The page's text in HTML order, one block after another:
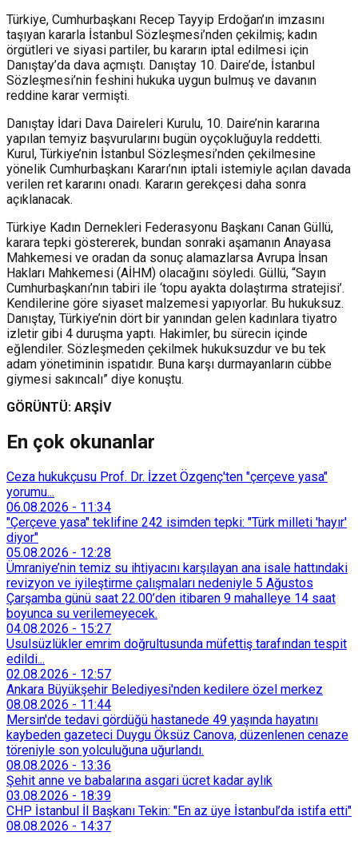
Türkiye, Cumhurbaşkanı Recep Tayyip Erdoğan’ın imzasını
taşıyan kararla İstanbul Sözleşmesi’nden çekilmiş; kadın
örgütleri ve siyasi partiler, bu kararın iptal edilmesi için
Danıştay’da dava açmıştı. Danıştay 10. Daire’de, İstanbul
Sözleşmesi’nin feshini hukuka uygun bulmuş ve davanın
reddine karar vermişti.
Danıştay İdari Dava Daireleri Kurulu, 10. Daire’nin kararına
yapılan temyiz başvurularını bugün oyçokluğuyla reddetti.
Kurul, Türkiye’nin İstanbul Sözleşmesi’nden çekilmesine
yönelik Cumhurbaşkanı Kararı’nın iptali istemiyle açılan davada
verilen ret kararını onadı. Kararın gerekçesi daha sonra
açıklanacak.
Türkiye Kadın Dernekleri Federasyonu Başkanı Canan Güllü,
karara tepki göstererek, bundan sonraki aşamanın Anayasa
Mahkemesi ve oradan da sonuç alamazlarsa Avrupa İnsan
Hakları Mahkemesi (AİHM) olacağını söyledi. Güllü, “Sayın
Cumhurbaşkanı’nın tabiri ile ‘topu ayakta dolaştırma stratejisi’.
Kendilerine göre siyaset malzemesi yapıyorlar. Bu hukuksuz.
Danıştay, Türkiye’nin dört bir yanından gelen kadınlara tiyatro
izletir gibi 4 duruşma yaptı. Hakimler, bu sürecin içinde
eğlendiler. Sözleşmeden çekilmek hukuksuzdur ve bu tek
adam yönetiminin ispatıdır. Buna karşı durmayanların cübbe
giymesi sakıncalı” diye konuştu.
GÖRÜNTÜ: ARŞİV
En çok okunanlar
Ceza hukukçusu Prof. Dr. İzzet Özgenç'ten "çerçeve yasa"
yorumu...
06.08.2026 - 11:34
"Çerçeve yasa" teklifine 242 isimden tepki: "Türk milleti 'hayır'
diyor"
05.08.2026 - 12:28
Ümraniye’nin temiz su ihtiyacını karşılayan ana isale hattındaki
revizyon ve iyileştirme çalışmaları nedeniyle 5 Ağustos
Çarşamba günü saat 22.00’den itibaren 9 mahalleye 14 saat
boyunca su verilemeyecek.
04.08.2026 - 15:27
Usulsüzlükler emrim doğrultusunda müfettiş tarafından tespit
edildi...
02.08.2026 - 12:57
Ankara Büyükşehir Belediyesi'nden kedilere özel merkez
08.08.2026 - 11:44
Mersin'de tedavi gördüğü hastanede 49 yaşında hayatını
kaybeden gazeteci Duygu Öksüz Canova, düzenlenen cenaze
töreniyle son yolculuğuna uğurlandı.
08.08.2026 - 13:36
Şehit anne ve babalarına asgari ücret kadar aylık
03.08.2026 - 18:39
CHP İstanbul İl Başkanı Tekin: "En az üye İstanbul’da istifa etti"
08.08.2026 - 14:37